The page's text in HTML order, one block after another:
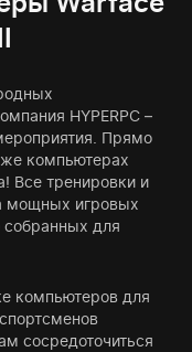
HYPERPC –
Прямо
компьютерах
Все тренировки и
мощных игровых
собранных для
компьютеров для
сосредоточиться